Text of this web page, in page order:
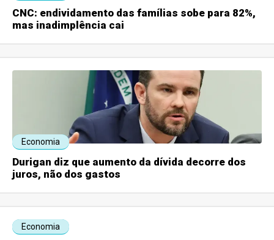
CNC: endividamento das famílias sobe para 82%,
mas inadimplência cai
Economia
Durigan diz que aumento da dívida decorre dos
juros, não dos gastos
Economia